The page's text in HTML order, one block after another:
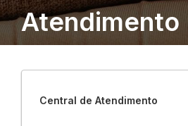
Atendimento
Central de Atendimento